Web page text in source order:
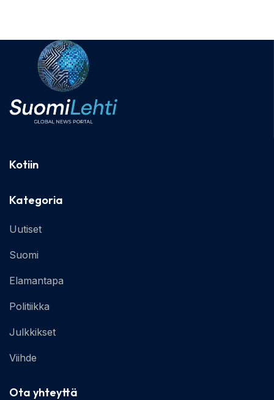
Kotiin
Kategoria
Uutiset
Suomi
Elamantapa
Politiikka
Julkkikset
Viihde
Ota yhteyttä